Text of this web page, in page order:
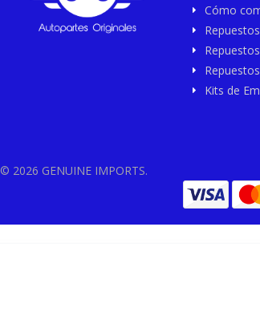
Cómo
Kits de
© 2026 GENUINE IMPORTS.